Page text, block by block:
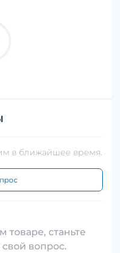
в ближайшее время.
товаре, станьте
вопрос.